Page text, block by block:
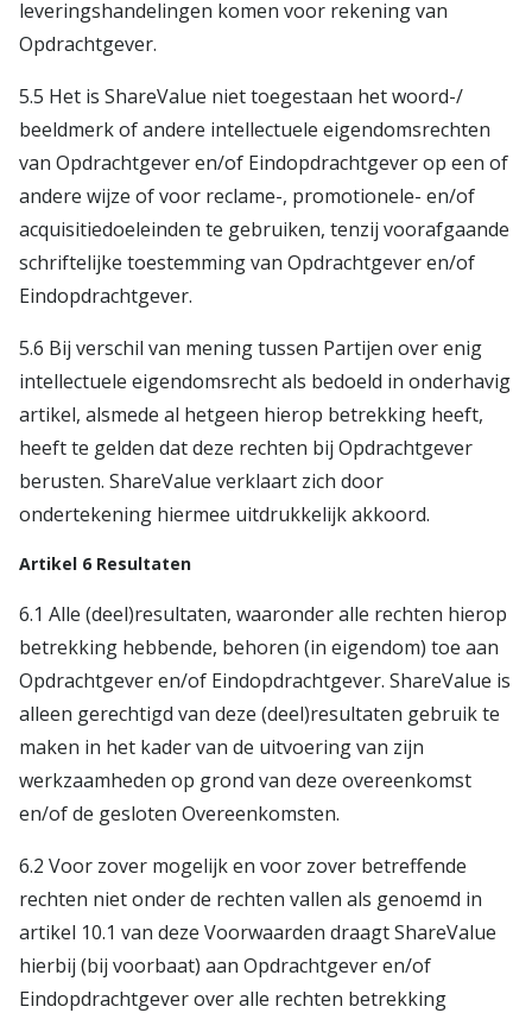
leveringshandelingen komen voor rekening van
Opdrachtgever.
5.5 Het is ShareValue niet toegestaan het woord-/
beeldmerk of andere intellectuele eigendomsrechten
van Opdrachtgever en/of Eindopdrachtgever op een of
andere wijze of voor reclame-, promotionele- en/of
acquisitiedoeleinden te gebruiken, tenzij voorafgaande
schriftelijke toestemming van Opdrachtgever en/of
Eindopdrachtgever.
5.6 Bij verschil van mening tussen Partijen over enig
intellectuele eigendomsrecht als bedoeld in onderhavig
artikel, alsmede al hetgeen hierop betrekking heeft,
heeft te gelden dat deze rechten bij Opdrachtgever
berusten. ShareValue verklaart zich door
ondertekening hiermee uitdrukkelijk akkoord.
Artikel 6 Resultaten
6.1 Alle (deel)resultaten, waaronder alle rechten hierop
betrekking hebbende, behoren (in eigendom) toe aan
Opdrachtgever en/of Eindopdrachtgever. ShareValue is
alleen gerechtigd van deze (deel)resultaten gebruik te
maken in het kader van de uitvoering van zijn
werkzaamheden op grond van deze overeenkomst
en/of de gesloten Overeenkomsten.
6.2 Voor zover mogelijk en voor zover betreffende
rechten niet onder de rechten vallen als genoemd in
artikel 10.1 van deze Voorwaarden draagt ShareValue
hierbij (bij voorbaat) aan Opdrachtgever en/of
Eindopdrachtgever over alle rechten betrekking